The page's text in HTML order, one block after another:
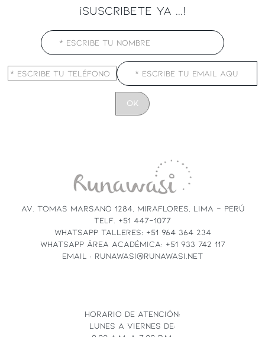
¡SUSCRIBETE YA ...!
BLANK.AV. TOMAS MARSANO 1284, MIRAFLORES, LIMA - PERÚ
TELF. +51 447-1077
WHATSAPP TALLERES: +51 964 364 234
WHATSAPP ÁREA ACADÉMICA: +51 933 742 117
EMAIL : RUNAWASI@RUNAWASI.NET
HORARIO DE ATENCIÓN:
LUNES A VIERNES DE: